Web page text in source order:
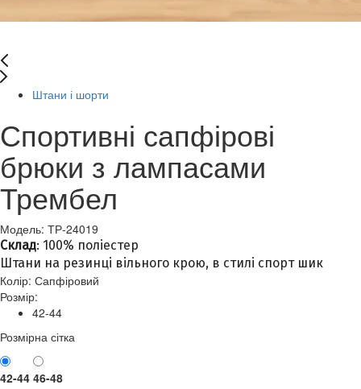
Штани і шорти
Спортивні сапфірові
брюки з лампасами
Трембел
Модель: ТР-24019
Склад: 100% поліестер
Штани на резинці вільного крою, в стилі спорт шик
Колір: Сапфіровий
Розмір:
42-44
Розмірна сітка
42-44 46-48